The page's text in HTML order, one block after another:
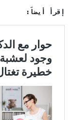
إقرأ أيضاً: